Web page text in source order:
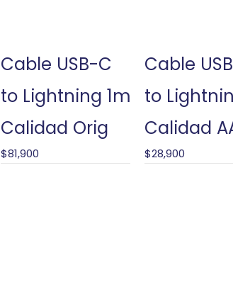
Cable USB-C
to Lightning 1m
Calidad Orig
$81,900
Cable
to
Calidad
$28,900